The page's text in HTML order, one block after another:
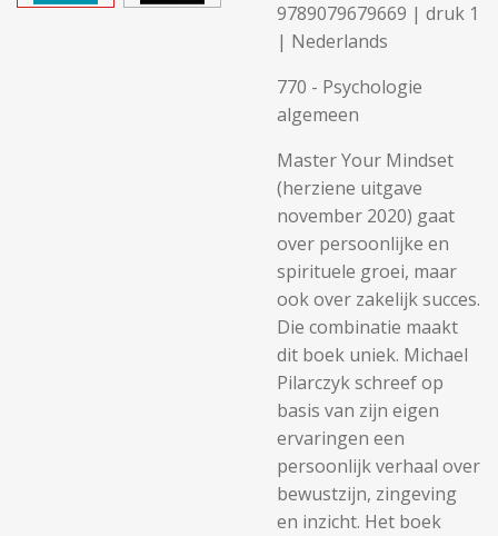
9789079679669 | druk 1
| Nederlands
770 - Psychologie
algemeen
Master Your Mindset
(herziene uitgave
november 2020) gaat
over persoonlijke en
spirituele groei, maar
ook over zakelijk succes.
Die combinatie maakt
dit boek uniek. Michael
Pilarczyk schreef op
basis van zijn eigen
ervaringen een
persoonlijk verhaal over
bewustzijn, zingeving
en inzicht. Het boek